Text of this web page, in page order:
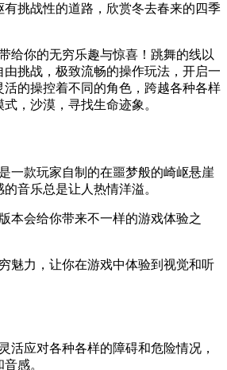
挑战性的道路，欣赏冬去春来的四季
给你的无穷乐趣与惊喜！跳舞的线以
由挑战，极致流畅的操作玩法，开启一
的操控着不同的角色，跨越各种各样
，沙漠，寻找生命迹象。
一款玩家自制的在噩梦般的崎岖悬崖
音乐总是让人热情洋溢。
本会给你带来不一样的游戏体验之
魅力，让你在游戏中体验到视觉和听
活应对各种各样的障碍和危险情况，
感。